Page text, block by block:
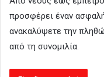
προσφέρει έναν
ανακαλύψετε την
από τη συνομιλία.